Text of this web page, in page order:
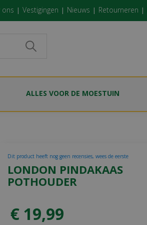
ons Vestigingen Nieuws Retourneren
ALLES VOOR DE MOESTUIN
LONDON PINDAKAAS
POTHOUDER
Dit product heeft nog geen recensies, wees de eerste
€ 19,99